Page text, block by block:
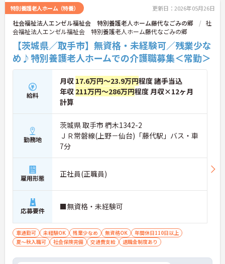
管理職比率も30％を目指して推進中◎男女ともに長
く活躍できる環境です。
◆施設ごとの課題を話し合う「スタッフミーティン
グ」や、利用者様へのケアを考える「ケースカンフ
ァレンス」を実施しています。新人・ベテランに関
係なく意見交換を行い、みんなで解決策を考えるフ
ラットな関係性です。また、虐待防止研修などを通
じて「良いケア・悪いケア」の線引きを明確にし、
職員全員が安心して働ける、誇りを持てる職場環境
づくりに取り組んでいます。
特別養護老人ホーム（特養） 更新日：2026年05月26日
社会福祉法人エンゼル福祉会 特別養護老人ホーム藤代なごみの郷
社
会福祉法人エンゼル福祉会 特別養護老人ホーム藤代なごみの郷
【茨城県／取手市】無資格・未経験可／残業少な
め♪特別養護老人ホームでの介護職募集＜常勤＞
給料
月収 17.6万円～23.9万円程度 諸手当込
年収 211万円～286万円程度 月収×12ヶ月
計算
勤務地
茨城県 取手市 椚木1342-2
ＪＲ常磐線(上野－仙台)「藤代駅」バス・車
7分
雇用形態 正社員(正職員)
応募要件 ■無資格・未経験可
車通勤可 未経験OK 残業少なめ 無資格OK
年間休日110日以上
夏～秋入職可
社会保険完備 交通費支給 退職金制度あり